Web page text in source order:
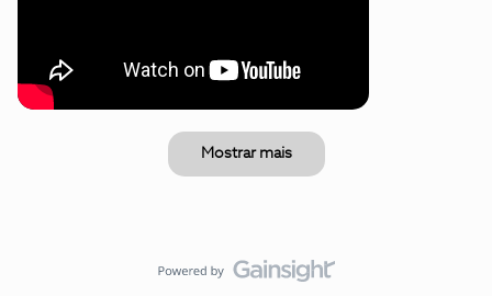
Mostrar mais